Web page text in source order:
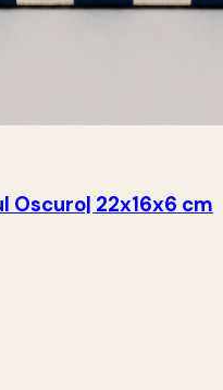
Oscuro| 22x16x6 cm